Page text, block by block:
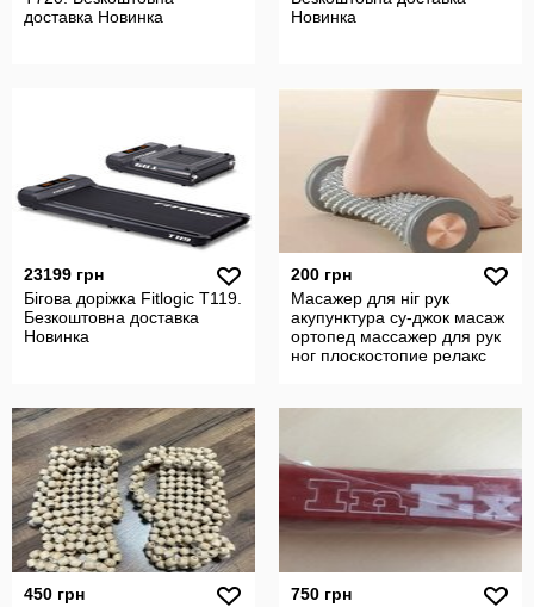
доставка Новинка
Новинка
23199 грн
Бігова доріжка Fitlogic T119.
Безкоштовна доставка
Новинка
200 грн
Масажер для ніг рук
акупунктура су-джок масаж
ортопед массажер для рук
ног плоскостопие релакс
450 грн
750 грн